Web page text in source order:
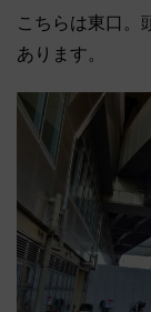
こちらは東口。
あります。